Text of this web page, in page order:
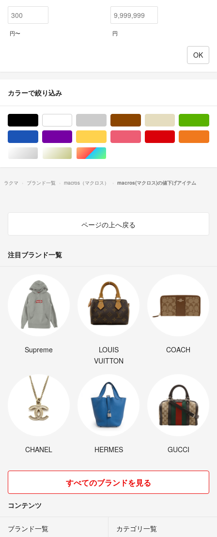
円〜 円
カラーで絞り込み
シルバー/銀色系ゴールド/金色系マルチカラー
ラクマ ブランド一覧 macros（マクロス） macros(マクロス)の値下げアイテム
ページの上へ戻る
注目ブランド一覧
Supreme
LOUIS
VUITTON
COACH
CHANEL HERMES GUCCI
すべてのブランドを見る
コンテンツ
ブランド一覧 カテゴリ一覧